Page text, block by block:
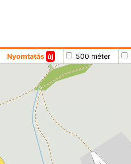
Nyomtatás új 500 méter